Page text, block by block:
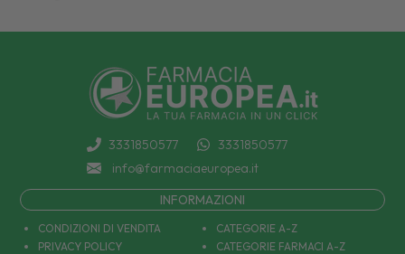
3331850577
3331850577
info@farmaciaeuropea.it
INFORMAZIONI
CONDIZIONI DI VENDITA
PRIVACY POLICY
CATEGORIE A-Z
CATEGORIE FARMACI A-Z